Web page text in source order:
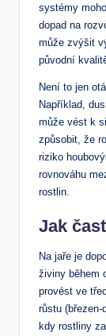
systémy
dopad na
může zvýšit
původní
Není to jen
Například,
může vést k
způsobit, že
riziko
rovnováhu
rostlin.
Jak
Na jaře je
živiny během
provést ve
růstu (březen-
kdy rostliny